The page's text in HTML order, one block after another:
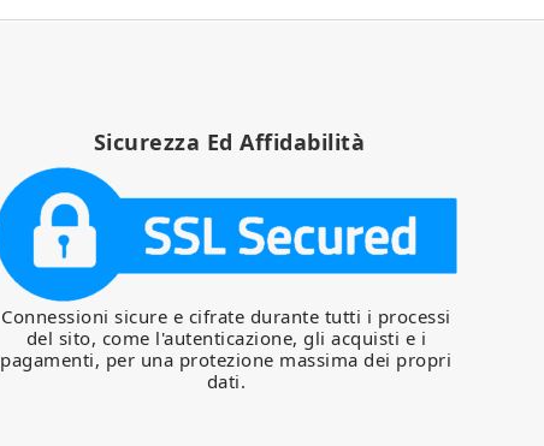
Sicurezza Ed Affidabilità
Connessioni sicure e cifrate durante tutti i processi
del sito, come l'autenticazione, gli acquisti e i
pagamenti, per una protezione massima dei propri
dati.